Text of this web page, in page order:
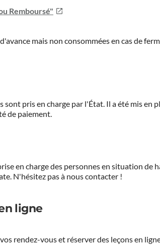
Remboursé"
mais non consommées en cas de
pris en charge par l'État. Il a été mis en
de paiement.
en charge des personnes en situation
N'hésitez pas à nous contacter !
ligne
rendez-vous et réserver des leçons en